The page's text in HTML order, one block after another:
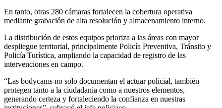
En tanto, otras 280 cámaras fortalecen la cobertura operativa
mediante grabación de alta resolución y almacenamiento interno.
La distribución de estos equipos prioriza a las áreas con mayor
despliegue territorial, principalmente Policía Preventiva, Tránsito y
Policía Turística, ampliando la capacidad de registro de las
intervenciones en campo.
“Las bodycams no solo documentan el actuar policial, también
protegen tanto a la ciudadanía como a nuestros elementos,
generando certeza y fortaleciendo la confianza en nuestras